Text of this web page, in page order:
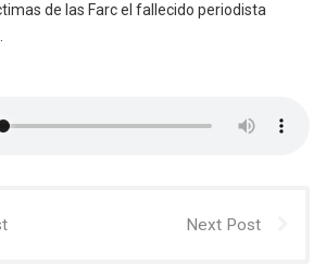
de las Farc el fallecido periodista
Next Post